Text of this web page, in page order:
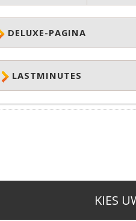
DELUXE-PAGINA
LASTMINUTES
KIES